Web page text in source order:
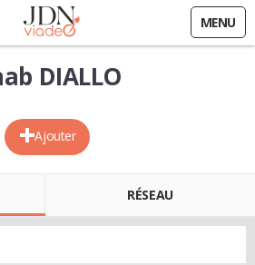
MENU
Ajouter
DIALLO
RÉSEAU